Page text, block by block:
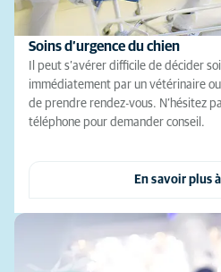
Soins d’urgence du chien
Il peut s’avérer difficile de décider
immédiatement par un vétérinaire
de prendre rendez-vous. N’hésitez
téléphone pour demander conseil.
En savoir plus